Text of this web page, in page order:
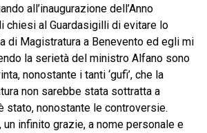
all’inaugurazione dell’Anno
chiesi al Guardasigilli di evitare lo
di Magistratura a Benevento ed egli mi
la serietà del ministro Alfano sono
nonostante i tanti ‘gufi’, che la
non sarebbe stata sottratta a
stato, nonostante le controversie.
un infinito grazie, a nome personale e